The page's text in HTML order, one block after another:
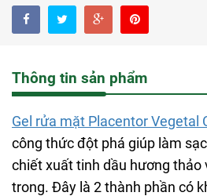
Thông tin sản phẩm
Gel rửa mặt Placentor Vegetal
công thức đột phá giúp làm
chiết xuất tinh dầu hương thảo
trong. Đây là 2 thành phần có